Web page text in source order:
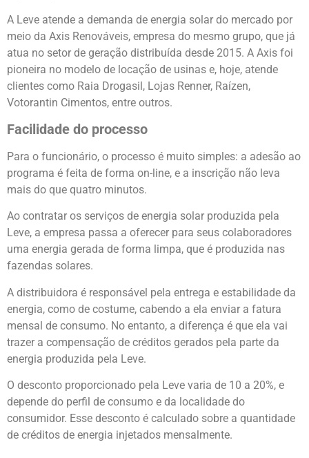
A Leve atende a demanda de energia solar do mercado por
meio da Axis Renováveis, empresa do mesmo grupo, que já
atua no setor de geração distribuída desde 2015. A Axis foi
pioneira no modelo de locação de usinas e, hoje, atende
clientes como Raia Drogasil, Lojas Renner, Raízen,
Votorantin Cimentos, entre outros.
Facilidade do processo
Para o funcionário, o processo é muito simples: a adesão ao
programa é feita de forma on-line, e a inscrição não leva
mais do que quatro minutos.
Ao contratar os serviços de energia solar produzida pela
Leve, a empresa passa a oferecer para seus colaboradores
uma energia gerada de forma limpa, que é produzida nas
fazendas solares.
A distribuidora é responsável pela entrega e estabilidade da
energia, como de costume, cabendo a ela enviar a fatura
mensal de consumo. No entanto, a diferença é que ela vai
trazer a compensação de créditos gerados pela parte da
energia produzida pela Leve.
O desconto proporcionado pela Leve varia de 10 a 20%, e
depende do perfil de consumo e da localidade do
consumidor. Esse desconto é calculado sobre a quantidade
de créditos de energia injetados mensalmente.